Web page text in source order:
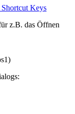
Keys
z.B. das Öffnen